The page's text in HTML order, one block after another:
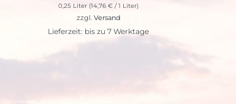
0,25 Liter (14,76€ / 1 Liter)
zzgl.Versand
Lieferzeit: bis zu 7 Werktage